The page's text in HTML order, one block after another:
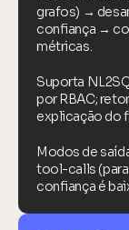
grafos) →
confiança →
métricas.
Suporta
por RBAC;
explicação do
Modos de
tool-calls (para
confiança é